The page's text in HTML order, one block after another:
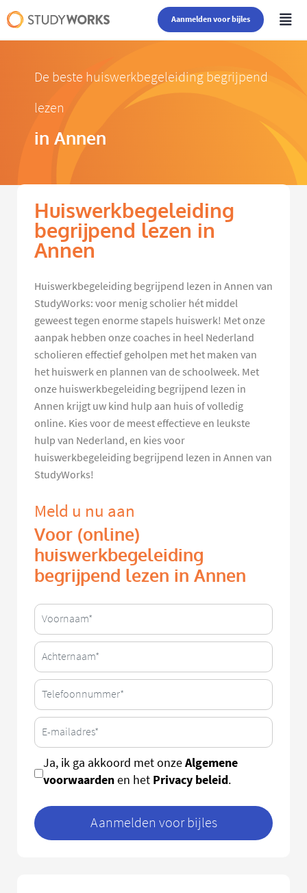
Aanmelden voor bijles
De beste huiswerkbegeleiding begrijpend
lezen
in Annen
Huiswerkbegeleiding
begrijpend lezen in
Annen
Huiswerkbegeleiding begrijpend lezen in Annen van
StudyWorks: voor menig scholier hét middel
geweest tegen enorme stapels huiswerk! Met onze
aanpak hebben onze coaches in heel Nederland
scholieren effectief geholpen met het maken van
het huiswerk en plannen van de schoolweek. Met
onze huiswerkbegeleiding begrijpend lezen in
Annen krijgt uw kind hulp aan huis of volledig
online. Kies voor de meest effectieve en leukste
hulp van Nederland, en kies voor
huiswerkbegeleiding begrijpend lezen in Annen van
StudyWorks!
Meld u nu aan
Voor (online)
huiswerkbegeleiding
begrijpend lezen in Annen
Ja, ik ga akkoord met onzeAlgemene
voorwaardenen het Privacy beleid.
Aanmelden voor bijles